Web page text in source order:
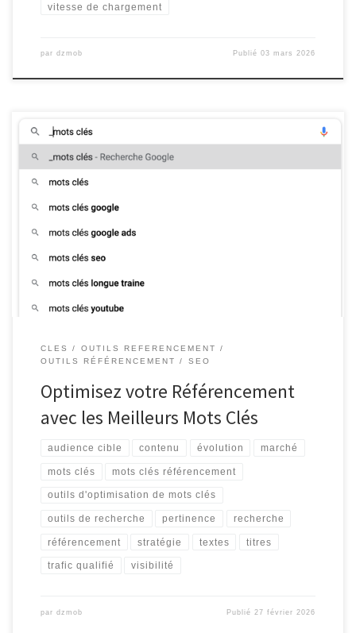
vitesse de chargement
par dzmob Publié03 mars 2026
Mots Clés et Référencement : L’Importance de la Bonne Stratégie
sur les moteurs de recherche. En choisissant les bons mots clés
pour votre site web, vous augmentez vos chances d’apparaître en
CLES
OUTILS REFERENCEMENT
OUTILS RÉFÉRENCEMENT
SEO
Optimisez votre Référencement
avec les Meilleurs Mots Clés
audience cible contenu évolution marché
mots clés mots clés référencement
outils d'optimisation de mots clés
outils de recherche pertinence recherche
référencement stratégie textes titres
trafic qualifié visibilité
par dzmob Publié 27 février 2026